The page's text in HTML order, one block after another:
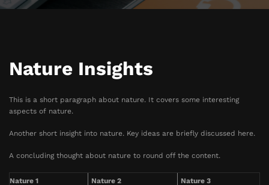
Nature Insights
This is a short paragraph about nature. It covers some interesting
aspects of nature.
Another short insight into nature. Key ideas are briefly discussed here.
A concluding thought about nature to round off the content.
Nature 1 Nature 2
Nature 3